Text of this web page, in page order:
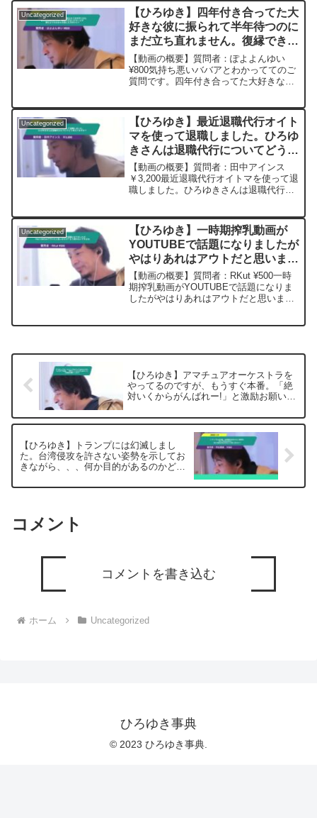
提案したことも否定され、淡々と仕事を
し...
Uncategorized
【ひろゆき】四年付き合ってた大
好きな彼に振られて半年待つのに
まだ立ち直れません。復縁できな
いかなーとか望むより次のかたを
探した方がいい?ー ひろゆき切
り抜き 20241107
【動画の概要】質問者：ぽよよんゆい
¥800気持ち悪いババアとわかっててのご
質問です。四年付き合ってた大好きな彼
次のかたを探した方がいいですよね?元動
画：アタリのないク...
Uncategorized
【ひろゆき】最近退職代行オイト
マを使って退職しました。ひろゆ
きさんは退職代行についてどう考
えてますか？ー ひろゆき切り抜
き 20240509
【動画の概要】質問者：田中アインス
￥3,200最近退職代行オイトマを使って退
職しました。ひろゆきさんは退職代行に
Leffe blondeを呑みながら 2024/05/...
Uncategorized
【ひろゆき】一時期搾乳動画が
YOUTUBEで話題になりましたが
やはりあれはアウトだと思います
か? もう見れないですよね。ー
ひろゆき切り抜き 20241013
【動画の概要】質問者：RKut ¥500一時
期搾乳動画がYOUTUBEで話題になりま
したがやはりあれはアウトだと思います
【ひろゆき】アマチュアオーケストラを
やってるのですが、もうすぐ本番。「絶
対いくからがんばれー!」と激励お願いし
【ひろゆき】トランプには幻滅しまし
た。台湾侵攻を許さない姿勢を示してお
きながら、、、何か目的があるのかどう
20250109
コメント
コメントを書き込む
ホーム Uncategorized
ひろゆき事典
© 2023 ひろゆき事典.